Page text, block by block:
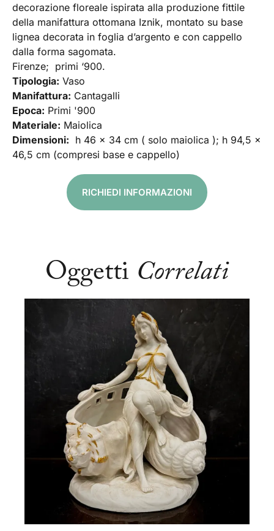
decorazione floreale ispirata alla produzione fittile
della manifattura ottomana Iznik, montato su base
lignea decorata in foglia d’argento e con cappello
dalla forma sagomata.
Firenze; primi ‘900.
Tipologia: Vaso
Manifattura: Cantagalli
Epoca: Primi '900
Materiale: Maiolica
Dimensioni: h 46 x 34 cm ( solo maiolica ); h 94,5 x
46,5 cm (compresi base e cappello)
RICHIEDI INFORMAZIONI
Oggetti Correlati